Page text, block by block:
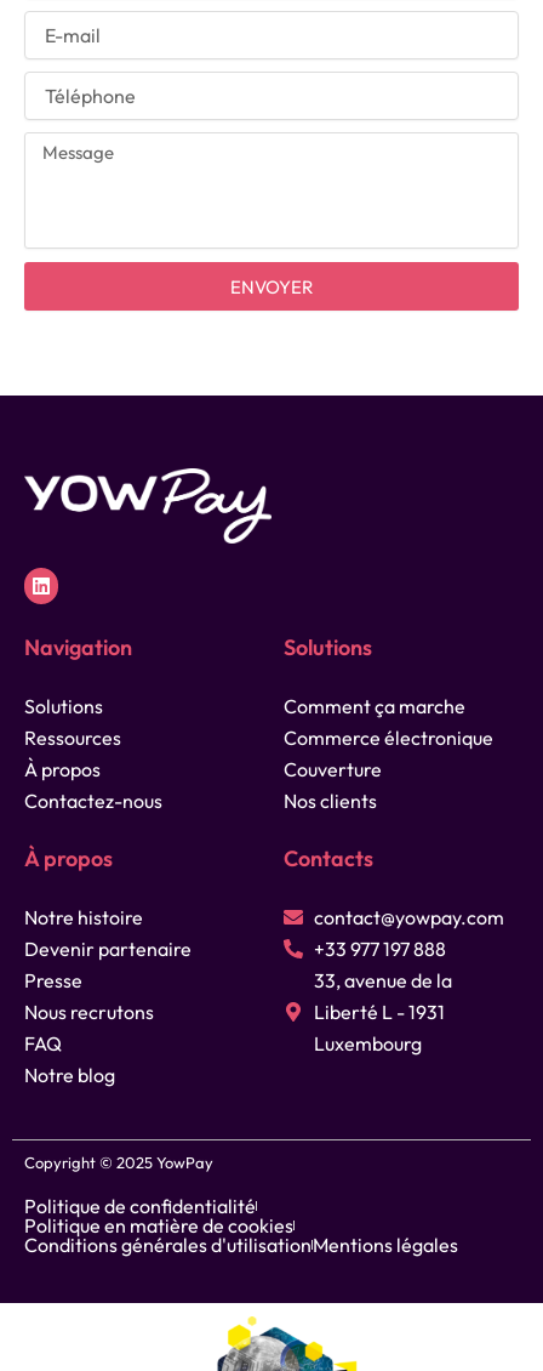
m
m
i
l
n
g
ENVOYER
Navigation
Solutions
Ressources
À propos
Contactez-nous
Solutions
Comment ça marche
Commerce électronique
Couverture
Nos clients
À propos
Notre histoire
Devenir partenaire
Presse
Nous recrutons
FAQ
Notre blog
Contacts
contact@yowpay.com
+33 977 197 888
33, avenue de la
Liberté L - 1931
Luxembourg
Copyright © 2025 YowPay
Politique de confidentialité
Politique en matière de cookies
Conditions générales d'utilisationMentions légales